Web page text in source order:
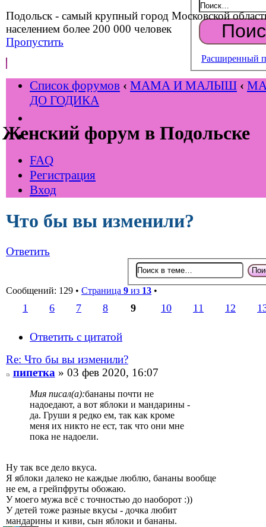
Подольск - самый крупный город Московской
населением более 200 000 человек
Пропустить
Женский форум в Подольске
Расширенный
Список форумов ‹ МАМА И МАЛЫШ ‹
ДО ГОДИКА
FAQ
Регистрация
Вход
Что бы вы изменили?
Ответить
Сообщений: 129 • Страница 9 из 13 •
1 6 7 8 9 10 11 12
Ответить с цитатой
Re: Что бы вы изменили?
пипетка» 03 фев 2020, 16:07
Мия писал(а):бананы почти не
надоедают, а вот яблоки и мандарины -
да. Груши я редко ем, так как кроме
меня их никто не ест, так что они мне
пока не надоели.
Ну так все дело вкуса.
Я яблоки далеко не каждые люблю, бананы вообще
не ем, а грейпфруты обожаю.
У моего мужа всё с точностью до наоборот :))
У детей тоже разные вкусы - дочка любит
мандарины и киви, сын яблоки и бананы.